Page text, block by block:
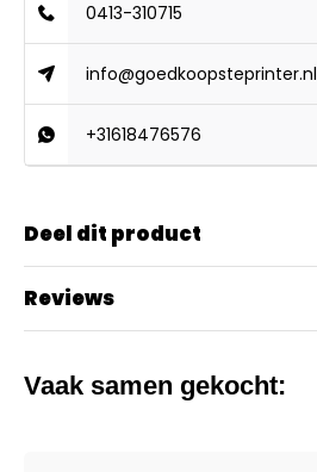
0413-310715
info@goedkoopsteprinter.nl
+31618476576
Deel dit product
Reviews
Vaak samen gekocht: